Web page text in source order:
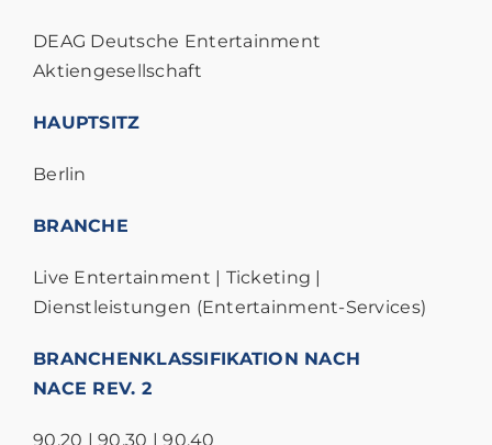
DEAG Deutsche Entertainment
Aktiengesellschaft
HAUPTSITZ
Berlin
BRANCHE
Live Entertainment | Ticketing |
Dienstleistungen (Entertainment-Services)
BRANCHENKLASSIFIKATION NACH
NACE REV. 2
90.20 | 90.30 | 90.40